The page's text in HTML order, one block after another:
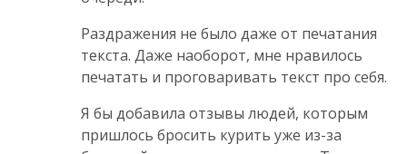
Раздражения не было даже от печатания
текста. Даже наоборот, мне нравилось
печатать и проговаривать текст про себя.
Я бы добавила отзывы людей, которым
пришлось бросить курить уже из-за